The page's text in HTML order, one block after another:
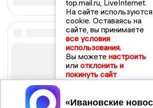
top.mail.ru, LiveInternet.
На сайте используются
cookie. Оставаясь на
сайте, вы принимаете
все условия
использования.
Вы можете настроить
или отклонить и
покинуть сайт
Принять